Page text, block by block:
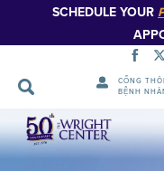
SCHEDULE YOUR
CỔNG
BỆNH
Bỏ
qua
điều